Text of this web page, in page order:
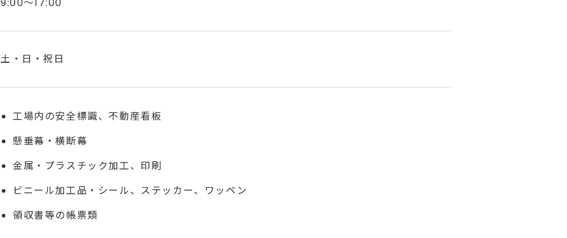
9:00～17:00
土・日・祝日
工場内の安全標識、不動産看板
懸垂幕・横断幕
金属・プラスチック加工、印刷
ビニール加工品・シール、ステッカー、ワッペン
領収書等の帳票類